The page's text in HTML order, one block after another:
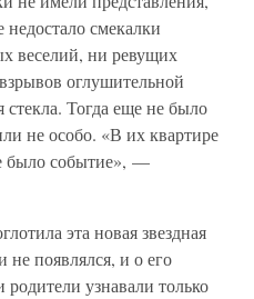
смекалки
веселий, ни ревущих
оглушительной
Тогда еще не было
не особо. «В их квартире
было событие», —
эта новая звездная
появлялся, и о его
узнавали только